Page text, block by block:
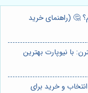
🤔 (راهنمای خرید
با نیوپارت بهترین
و خرید برای